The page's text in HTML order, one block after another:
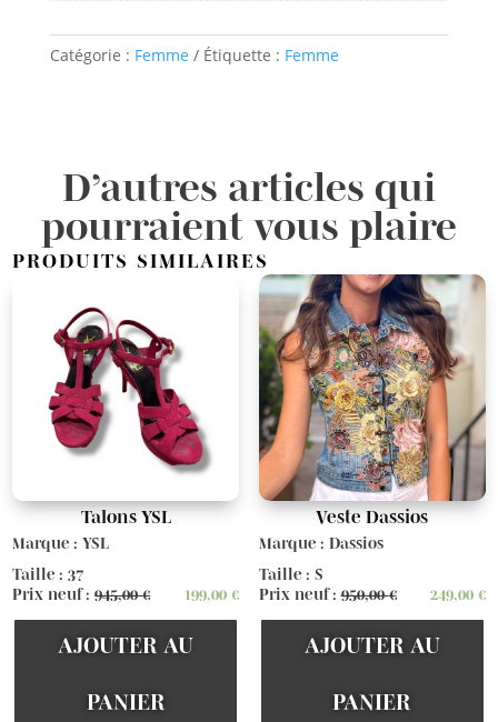
Catégorie : Femme Étiquette : Femme
D’autres articles qui
pourraient vous plaire
PRODUITS SIMILAIRES
Talons YSL
Marque : YSL
Taille : 37
Prix neuf :945,00€ 199,00€
AJOUTER AU
PANIER
Veste Dassios
Marque : Dassios
Taille : S
Prix neuf :950,00€ 249,00 €
AJOUTER AU
PANIER